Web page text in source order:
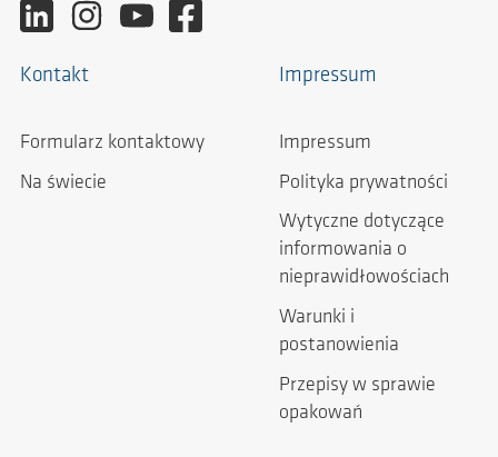
Kontakt
Formularz kontaktowy
Na świecie
Impressum
Impressum
Polityka prywatności
Wytyczne dotyczące
informowania o
nieprawidłowościach
Warunki i
postanowienia
Przepisy w sprawie
opakowań